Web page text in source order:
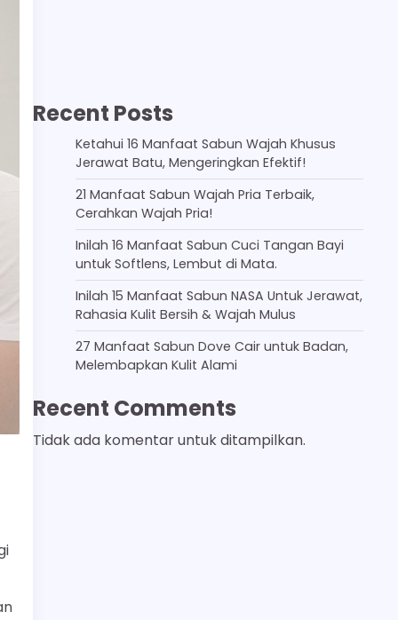
Recent Posts
Ketahui 16 Manfaat Sabun Wajah Khusus
Jerawat Batu, Mengeringkan Efektif!
21 Manfaat Sabun Wajah Pria Terbaik,
Cerahkan Wajah Pria!
Inilah 16 Manfaat Sabun Cuci Tangan Bayi
untuk Softlens, Lembut di Mata.
Inilah 15 Manfaat Sabun NASA Untuk Jerawat,
Rahasia Kulit Bersih & Wajah Mulus
27 Manfaat Sabun Dove Cair untuk Badan,
Melembapkan Kulit Alami
Recent Comments
Tidak ada komentar untuk ditampilkan.